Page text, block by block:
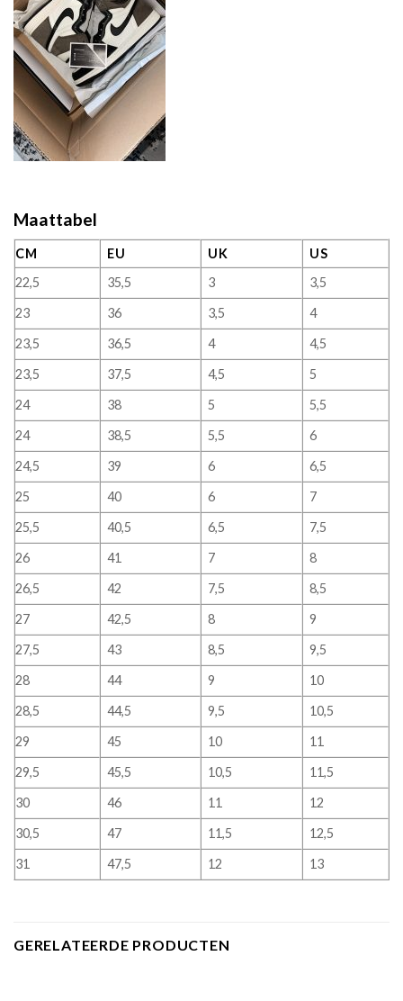
Maattabel
CM EU UK
US
22,5
35,5 3
3,5
23
36 3,5
4
23,5
36,5 4
4,5
23,5
37,5 4,5
5
24
38 5
5,5
24
38,5 5,5
6
24,5
39 6
6,5
25
40 6
7
25,5
40,5 6,5
7,5
26
41 7
8
26,5
42 7,5
8,5
27
42,5 8
9
27,5
43 8,5
9,5
28
44 9
10
28,5
44,5 9,5
10,5
29
45 10
11
29,5
45,5 10,5
11,5
30
46 11
12
30,5
47 11,5
12,5
31
47,5 12 13
GERELATEERDE PRODUCTEN